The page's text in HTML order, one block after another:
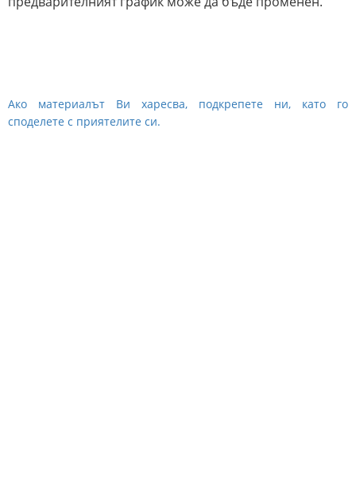
Ако материалът Ви харесва, подкрепете ни, като го
споделете с приятелите си.